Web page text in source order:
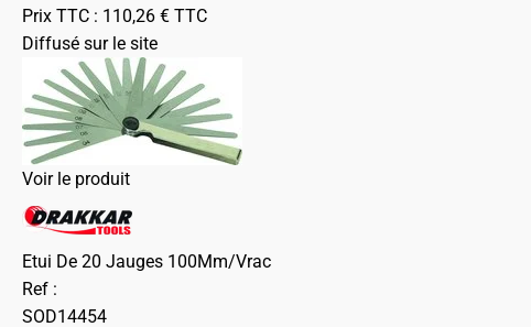
Prix TTC : 110,26 € TTC
Diffusé sur le site
Voir le produit
Etui De 20 Jauges 100Mm/Vrac
Ref :
SOD14454